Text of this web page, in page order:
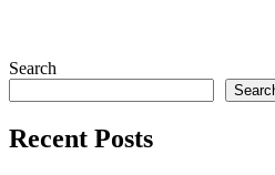
Search
Recent Posts